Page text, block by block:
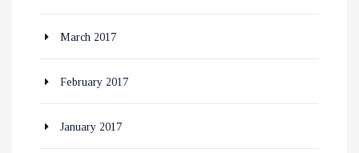
March 2017
February 2017
January 2017